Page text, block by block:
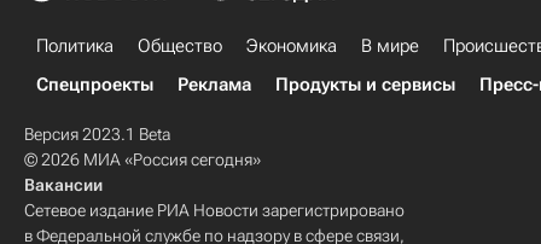
Политика Общество Экономика В мире
Спецпроекты
Реклама Продукты и сервисы
Версия 2023.1 Beta
© 2026 МИА «Россия сегодня»
Вакансии
Сетевое издание РИА Новости зарегистрировано
в Федеральной службе по надзору в сфере связи,